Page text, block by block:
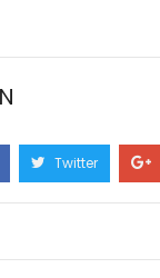
Twitter